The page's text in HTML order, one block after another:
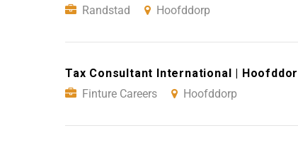
Randstad
Hoofddorp
Tax Consultant International |
Finture Careers
Hoofddorp